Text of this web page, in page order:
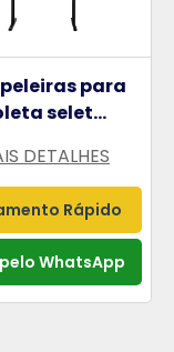
para
selet...
DETALHES
Rápido
WhatsApp